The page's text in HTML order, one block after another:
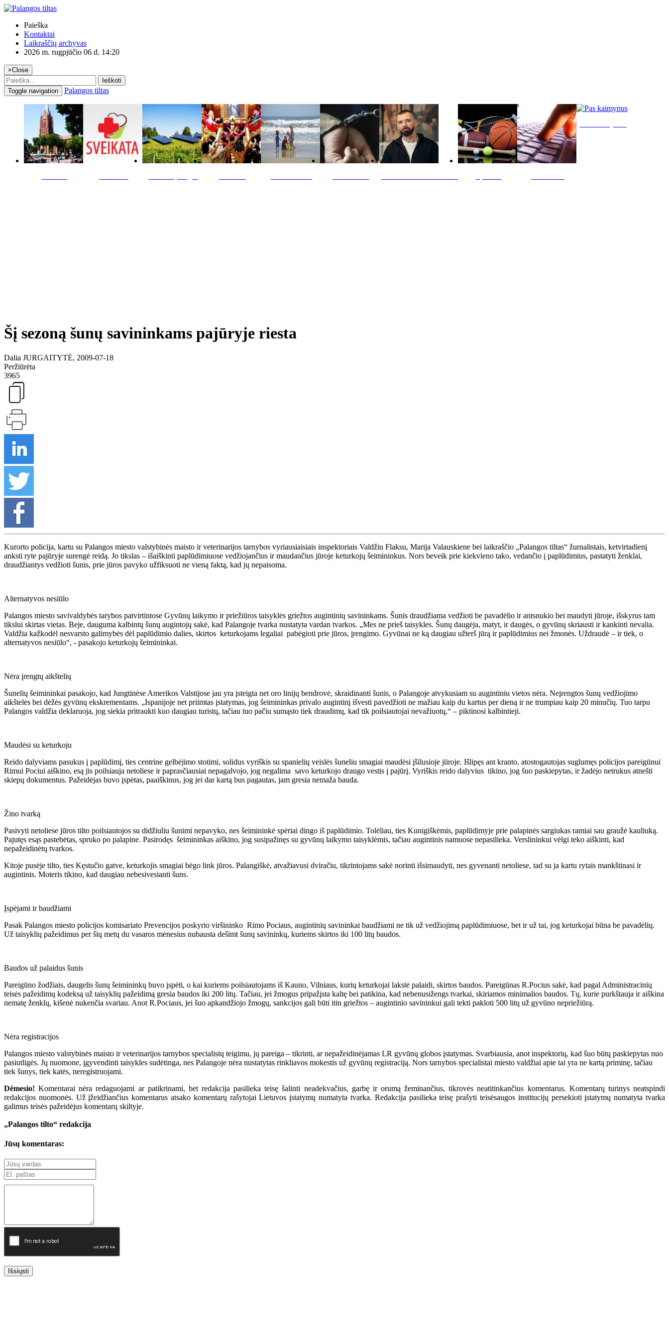
Paieška
Kontaktai
Laikraščių archyvas
2026 m. rugpjūčio 06 d. 14:20
×Close
Ieškoti
Toggle navigation
Palangos tiltas
Šį sezoną šunų savininkams pajūryje riesta
Dalia JURGAITYTĖ, 2009-07-18
Peržiūrėta
3965
Kurorto policija, kartu su Palangos miesto valstybinės maisto ir veterinarijos tarnybos vyriausiaisiais inspektoriais Valdžiu Flaksu, Marija Valauskiene bei laikraščio „Palangos tiltas“ žurnalistais, ketvirtadienį
anksti ryte pajūryje surengė reidą. Jo tikslas – išaiškinti paplūdimiuose vedžiojančius ir maudančius jūroje keturkojų šeimininkus. Nors beveik prie kiekvieno tako, vedančio į paplūdimius, pastatyti ženklai,
draudžiantys vedžioti šunis, prie jūros pavyko užfiksuoti ne vieną faktą, kad jų nepaisoma.
Alternatyvos nesiūlo
Palangos miesto savivaldybės tarybos patvirtintose Gyvūnų laikymo ir priežiūros taisyklės griežtos augintinių savininkams. Šunis draudžiama vedžioti be pavadėlio ir antsnukio bei maudyti jūroje, išskyrus tam
tikslui skirtas vietas. Beje, dauguma kalbintų šunų augintojų sakė, kad Palangoje tvarka nustatyta vardan tvarkos. „Mes ne prieš taisykles. Šunų daugėja, matyt, ir daugės, o gyvūnų skriausti ir kankinti nevalia.
Valdžia kažkodėl nesvarsto galimybės dėl paplūdimio dalies, skirtos keturkojams legaliai pabėgioti prie jūros, įrengimo. Gyvūnai ne ką daugiau užterš jūrą ir paplūdimius nei žmonės. Uždraudė – ir tiek, o
alternatyvos nesiūlo“, - pasakojo keturkojų šeimininkai.
Nėra įrengtų aikštelių
Šunelių šeimininkai pasakojo, kad Jungtinėse Amerikos Valstijose jau yra įsteigta net oro linijų bendrovė, skraidinanti šunis, o Palangoje atvykusiam su augintiniu vietos nėra. Neįrengtos šunų vedžiojimo
aikštelės bei dėžės gyvūnų ekskrementams. „Ispanijoje net priimtas įstatymas, jog šeimininkas privalo augintinį išvesti pavedžioti ne mažiau kaip du kartus per dieną ir ne trumpiau kaip 20 minučių. Tuo tarpu
Palangos valdžia deklaruoja, jog siekia pritraukti kuo daugiau turistų, tačiau tuo pačiu sumąsto tiek draudimų, kad tik poilsiautojai nevažiuotų,“ – piktinosi kalbintieji.
Maudėsi su keturkoju
Reido dalyviams pasukus į paplūdimį, ties centrine gelbėjimo stotimi, solidus vyriškis su spanielių veislės šuneliu smagiai maudėsi įšilusioje jūroje. Išlipęs ant kranto, atostogautojas suglumęs policijos pareigūnui
Rimui Pociui aiškino, esą jis poilsiauja netoliese ir paprasčiausiai nepagalvojo, jog negalima savo keturkojo draugo vestis į pajūrį. Vyriškis reido dalyvius tikino, jog šuo paskiepytas, ir žadėjo netrukus atnešti
skiepų dokumentus. Pažeidėjas buvo įspėtas, paaiškinus, jog jei dar kartą bus pagautas, jam gresia nemaža bauda.
Žino tvarką
Pasivyti netoliese jūros tilto poilsiautojos su didžiuliu šunimi nepavyko, nes šeimininkė spėriai dingo iš paplūdimio. Tolėliau, ties Kunigiškėmis, paplūdimyje prie palapinės sargiukas ramiai sau graužė kauliuką.
Pajutęs esąs pastebėtas, spruko po palapine. Pasirodęs šeimininkas aiškino, jog susipažinęs su gyvūnų laikymo taisyklėmis, tačiau augintinis namuose nepasilieka. Verslininkui vėlgi teko aiškinti, kad
nepažeidinėtų tvarkos.
Kitoje pusėje tilto, ties Kęstučio gatve, keturkojis smagiai bėgo link jūros. Palangiškė, atvažiavusi dviračiu, tikrintojams sakė norinti išsimaudyti, nes gyvenanti netoliese, tad su ja kartu rytais mankštinasi ir
augintinis. Moteris tikino, kad daugiau nebesivesianti šuns.
Įspėjami ir baudžiami
Pasak Palangos miesto policijos komisariato Prevencijos poskyrio viršininko Rimo Pociaus, augintinių savininkai baudžiami ne tik už vedžiojimą paplūdimiuose, bet ir už tai, jog keturkojai būna be pavadėlių.
Už taisyklių pažeidimus per šių metų du vasaros mėnesius nubausta dešimt šunų savininkų, kuriems skirtos iki 100 litų baudos.
Baudos už palaidus šunis
Pareigūno žodžiais, daugelis šunų šeimininkų buvo įspėti, o kai kuriems poilsiautojams iš Kauno, Vilniaus, kurių keturkojai lakstė palaidi, skirtos baudos. Pareigūnas R.Pocius sakė, kad pagal Administracinių
teisės pažeidimų kodeksą už taisyklių pažeidimą gresia baudos iki 200 litų. Tačiau, jei žmogus pripažįsta kaltę bei patikina, kad nebenusižengs tvarkai, skiriamos minimalios baudos. Tų, kurie purkštauja ir aiškina
nematę ženklų, kišenė nukenčia svariau. Anot R.Pociaus, jei šuo apkandžiojo žmogų, sankcijos gali būti itin griežtos – augintinio savininkui gali tekti pakloti 500 litų už gyvūno nepriežiūrą.
Nėra registracijos
Palangos miesto valstybinės maisto ir veterinarijos tarnybos specialistų teigimu, jų pareiga – tikrinti, ar nepažeidinėjamas LR gyvūnų globos įstatymas. Svarbiausia, anot inspektorių, kad šuo būtų paskiepytas nuo
pasiutligės. Jų nuomone, įgyvendinti taisykles sudėtinga, nes Palangoje nėra nustatytas rinkliavos mokestis už gyvūnų registraciją. Nors tarnybos specialistai miesto valdžiai apie tai yra ne kartą priminę, tačiau
tiek šunys, tiek katės, neregistruojami.
Dėmesio! Komentarai nėra redaguojami ar patikrinami, bet redakcija pasilieka teisę šalinti neadekvačius, garbę ir orumą žeminančius, tikrovės neatitinkančius komentarus. Komentarų turinys neatspindi
redakcijos nuomonės. Už įžeidžiančius komentarus atsako komentarų rašytojai Lietuvos įstatymų numatyta tvarka. Redakcija pasilieka teisę prašyti teisėsaugos institucijų persekioti įstatymų numatyta tvarka
galimus teisės pažeidėjus komentarų skiltyje.
„Palangos tilto“ redakcija
Jūsų komentaras:
Išsiųsti